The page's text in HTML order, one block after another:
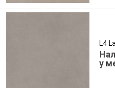
L4
у